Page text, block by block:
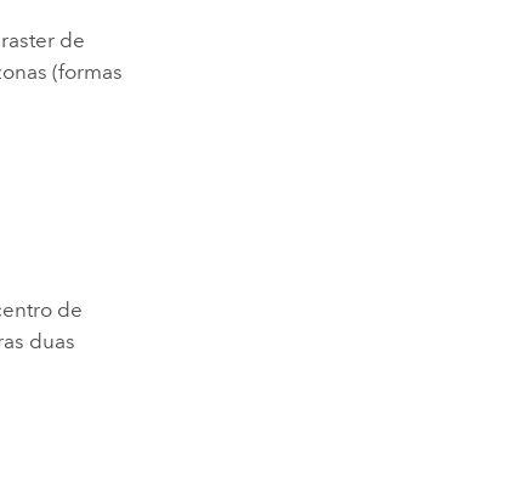
de
(formas
de
duas